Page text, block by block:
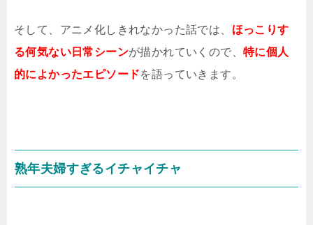
そして、アニメ化しきれなかった話では、 ほっこりす
る何気ない日常シーンが描かれていくので、 特に個人
的によかったエピソードを語っていきます。
熟年夫婦すぎるイチャイチャ